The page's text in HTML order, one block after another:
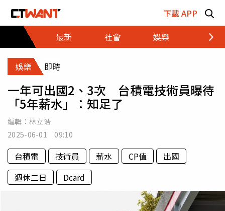
下載 APP
最新
社會 娛樂 財經
娛樂 即時
一年可出國2、3次 台積電技術員曝待
「5年薪水」：知足了
編輯： 林立浩
2025-06-01 09:10
台積電 技術員 薪水 CP值
出國
週休二日
Dcard